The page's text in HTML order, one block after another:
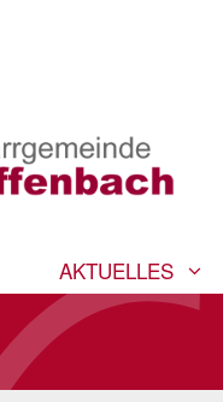
AKTUELLES